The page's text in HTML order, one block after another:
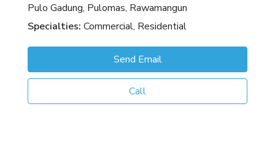
Pulo Gadung, Pulomas, Rawamangun
Specialties: Commercial, Residential
Send Email
Call